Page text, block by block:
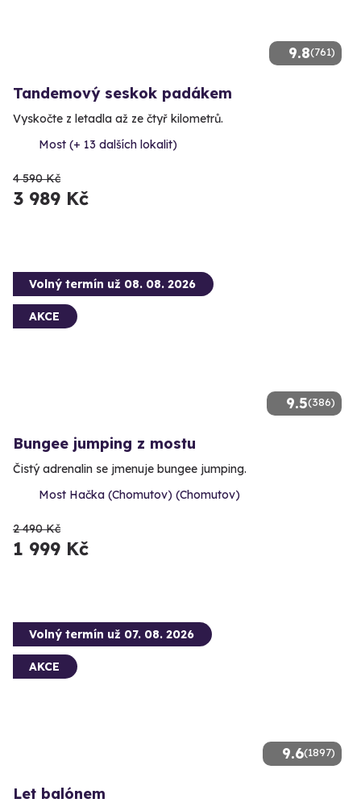
9.8(761)
Tandemový seskok padákem
Vyskočte z letadla až ze čtyř kilometrů.
Most (+ 13 dalších lokalit)
4 590 Kč
3 989 Kč
9.5(386)
Volný termín už 08. 08. 2026
AKCE
Bungee jumping z mostu
Čistý adrenalin se jmenuje bungee jumping.
Most Hačka (Chomutov) (Chomutov)
2 490 Kč
1 999 Kč
9.6(1897)
Volný termín už 07. 08. 2026
AKCE
Let balónem